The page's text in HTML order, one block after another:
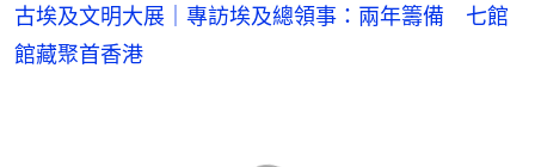
古埃及文明大展｜專訪埃及總領事：兩年籌備 七館
館藏聚首香港